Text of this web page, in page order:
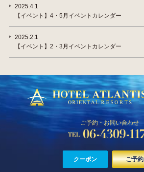
2025.4.1
【イベント】4・5月イベントカレンダー
2025.2.1
【イベント】2・3月イベントカレンダー
ご予約・お問い合わせ
クーポン ご予約